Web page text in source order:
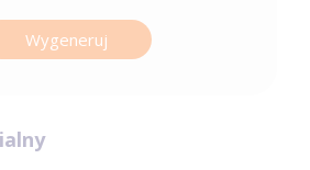
Wygeneruj